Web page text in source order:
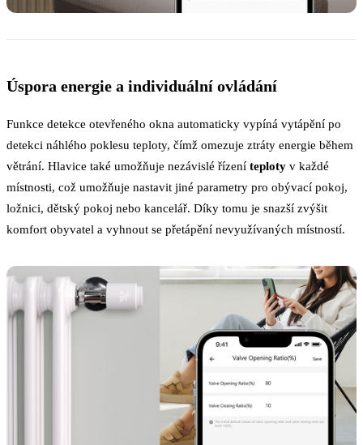
Úspora energie a individuální ovládání
Funkce detekce otevřeného okna automaticky vypíná vytápění po
detekci náhlého poklesu teploty, čímž omezuje ztráty energie během
větrání. Hlavice také umožňuje nezávislé řízení teploty v každé
místnosti, což umožňuje nastavit jiné parametry pro obývací pokoj,
ložnici, dětský pokoj nebo kancelář. Díky tomu je snazší zvýšit
komfort obyvatel a vyhnout se přetápění nevyužívaných místností.